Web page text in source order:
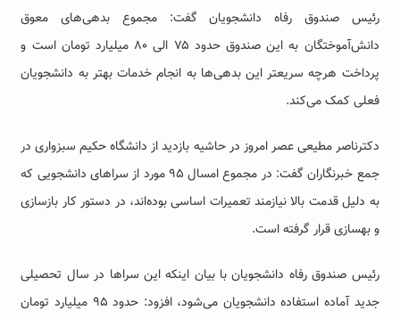
رئیس صندوق رفاه دانشجویان گفت: مجموع بدهی‌های معوق
دانش‌آموختگان به این صندوق حدود ۷۵ الی ۸۰ میلیارد تومان است و
پرداخت هرچه سریعتر این بدهی‌ها به انجام خدمات بهتر به دانشجویان
فعلی کمک می‌کند.
دکترناصر مطیعی عصر امروز در حاشیه بازدید از دانشگاه حکیم سبزواری در
جمع خبرنگاران گفت: در مجموع امسال ۹۵ مورد از سراهای دانشجویی که
به دلیل قدمت بالا نیازمند تعمیرات اساسی بوده‌اند، در دستور کار بازسازی
و بهسازی قرار گرفته است.
رئیس صندوق رفاه دانشجویان با بیان اینکه این سراها در سال تحصیلی
جدید آماده استفاده دانشجویان می‌شود، افزود: حدود ۹۵ میلیارد تومان